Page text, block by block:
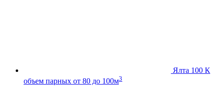
Ялта 100 К
объем парных от 80 до 100м3